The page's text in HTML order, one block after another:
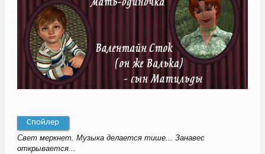
Спойлер
Свет меркнет. Музыка делается тише... Занавес
открывается...